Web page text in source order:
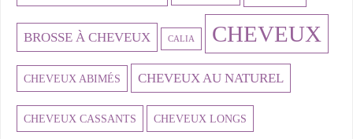
BROSSE À CHEVEUX CALIA CHEVEUX
CHEVEUX ABIMÉS CHEVEUX AU NATUREL
CHEVEUX CASSANTS CHEVEUX LONGS